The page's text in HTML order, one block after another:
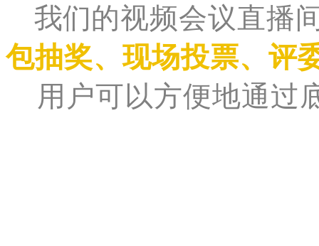
我们的视频会议直播
包抽奖、现场投票、评
用户可以方便地通过